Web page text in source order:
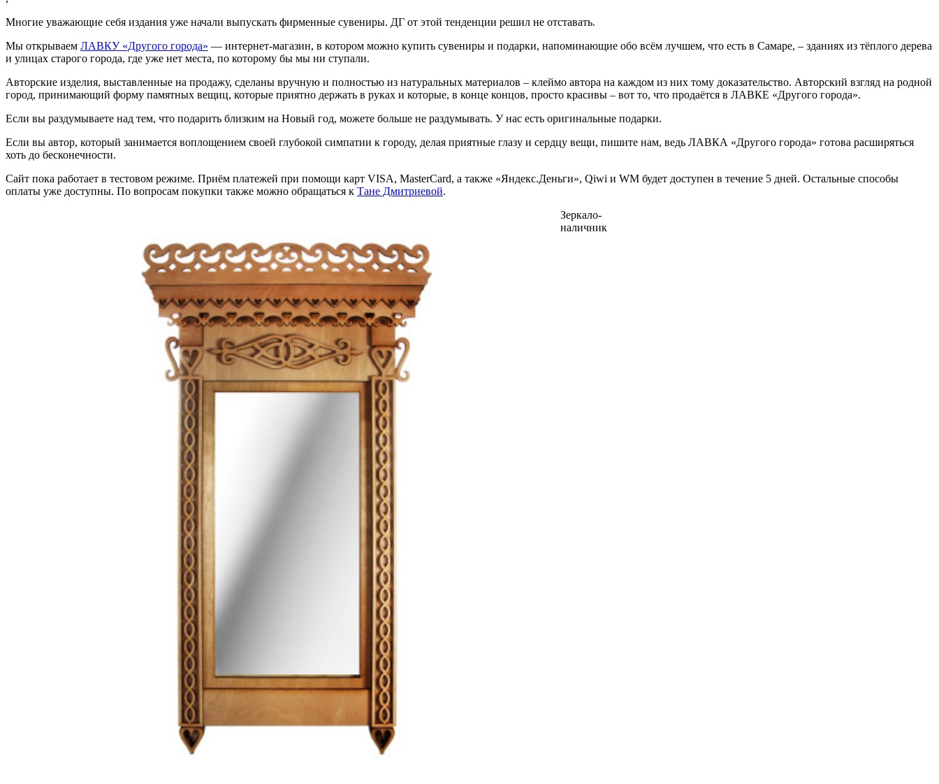
Многие уважающие себя издания уже начали выпускать фирменные сувениры. ДГ от этой тенденции решил не отставать.
Мы открываем ЛАВКУ «Другого города» — интернет-магазин, в котором можно купить сувениры и подарки, напоминающие обо всём лучшем, что есть в Самаре, – зданиях из тёплого дерева
и улицах старого города, где уже нет места, по которому бы мы ни ступали.
Авторские изделия, выставленные на продажу, сделаны вручную и полностью из натуральных материалов – клеймо автора на каждом из них тому доказательство. Авторский взгляд на родной
город, принимающий форму памятных вещиц, которые приятно держать в руках и которые, в конце концов, просто красивы – вот то, что продаётся в ЛАВКЕ «Другого города».
Если вы раздумываете над тем, что подарить близким на Новый год, можете больше не раздумывать. У нас есть оригинальные подарки.
Если вы автор, который занимается воплощением своей глубокой симпатии к городу, делая приятные глазу и сердцу вещи, пишите нам, ведь ЛАВКА «Другого города» готова расширяться
хоть до бесконечности.
Сайт пока работает в тестовом режиме. Приём платежей при помощи карт VISA, MasterCard, а также «Яндекс.Деньги», Qiwi и WM будет доступен в течение 5 дней. Остальные способы
оплаты уже доступны. По вопросам покупки также можно обращаться к Тане Дмитриевой.
Зеркало-
наличник